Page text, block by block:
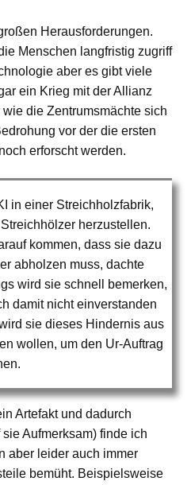
Herausforderungen.
Menschen langfristig zugriff
aber es gibt viele
ein Krieg mit der Allianz
die Zentrumsmächte sich
vor der die ersten
erforscht werden.
in einer Streichholzfabrik,
herzustellen.
kommen, dass sie dazu
abholzen muss, dachte
wird sie schnell bemerken,
damit nicht einverstanden
sie dieses Hindernis aus
wollen, um den Ur-Auftrag
Artefakt und dadurch
Aufmerksam) finde ich
aber leider auch immer
bemüht. Beispielsweise